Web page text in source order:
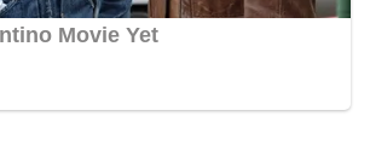
khususnya dalam menyambut
bersejarah HUT Kemerdekaan
akan terus dilaksanakan secara rutin
di wilayah Kelurahan